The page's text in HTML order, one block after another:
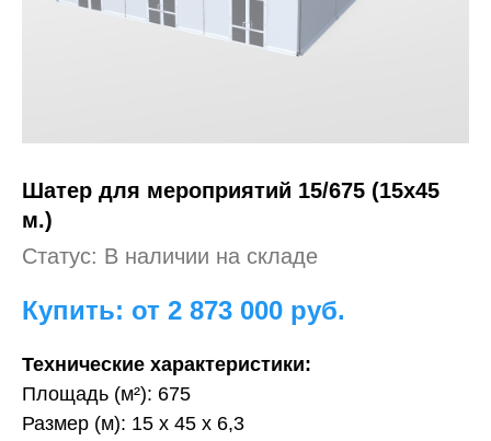
Шатер для мероприятий 15/675 (15х45
м.)
Статус: В наличии на складе
Купить: от 2 873 000 руб.
Технические характеристики:
Площадь (м²): 675
Размер (м): 15 х 45 х 6,3